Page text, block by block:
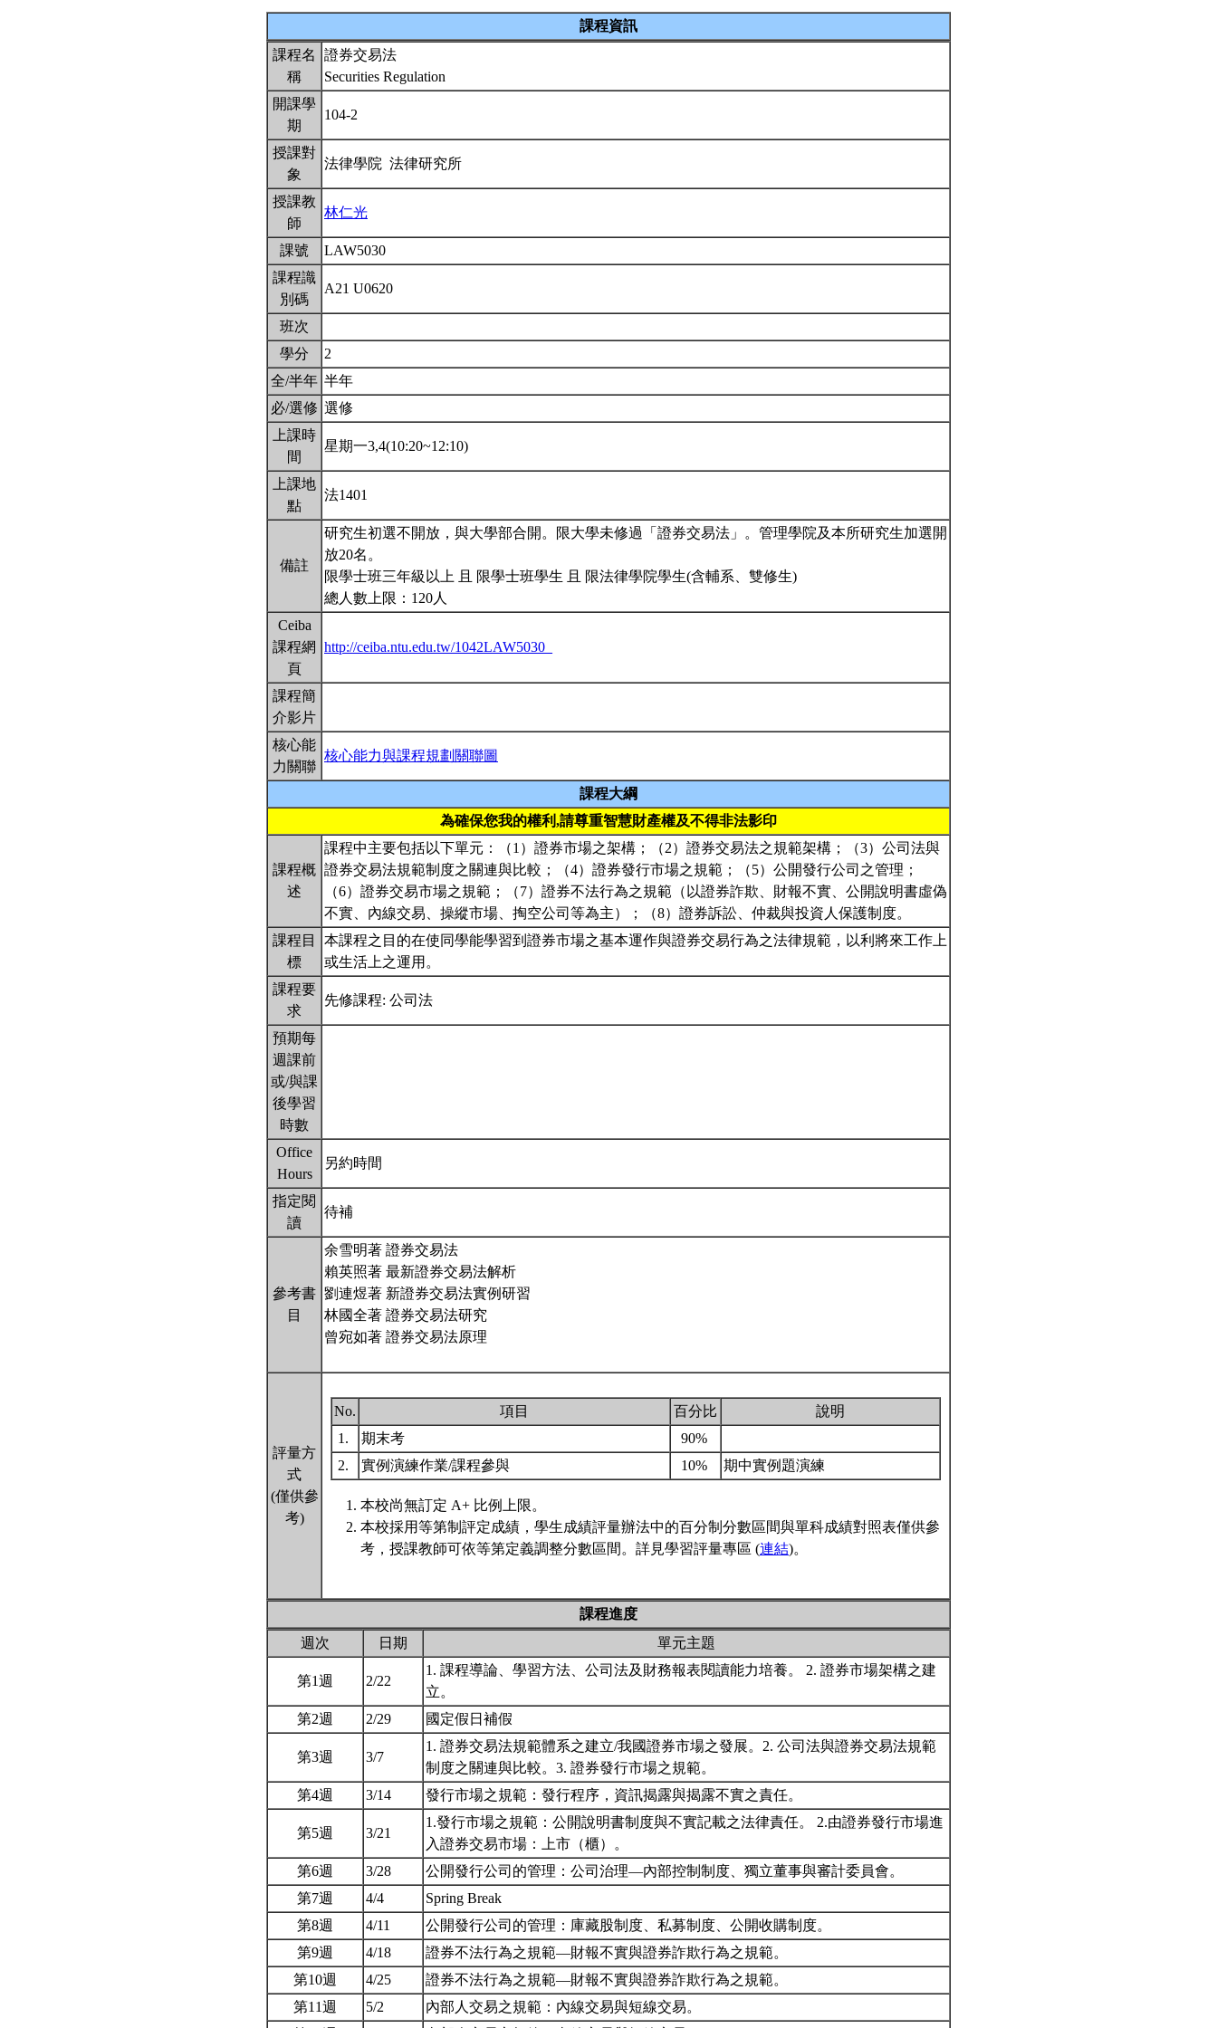
課程資訊
課程名
稱
證券交易法
Securities Regulation
開課學
期
104-2
授課對
象
法律學院 法律研究所
授課教
師
林仁光
課號
LAW5030
課程識
別碼
A21 U0620
班次
學分
2
全/半年 半年
必/選修 選修
上課時
間
星期一3,4(10:20~12:10)
上課地
點
法1401
備註
研究生初選不開放，與大學部合開。限大學未修過「證券交易法」。管理學院及本所研究生加選開
放20名。
限學士班三年級以上 且 限學士班學生 且 限法律學院學生(含輔系、雙修生)
總人數上限：120人
Ceiba
課程網
頁
http://ceiba.ntu.edu.tw/1042LAW5030_
課程簡
介影片
核心能
力關聯
核心能力與課程規劃關聯圖
課程大綱
為確保您我的權利,請尊重智慧財產權及不得非法影印
課程概
述
課程中主要包括以下單元：（1）證券市場之架構；（2）證券交易法之規範架構；（3）公司法與
證券交易法規範制度之關連與比較；（4）證券發行市場之規範；（5）公開發行公司之管理；
（6）證券交易市場之規範；（7）證券不法行為之規範（以證券詐欺、財報不實、公開說明書虛偽
不實、內線交易、操縱市場、掏空公司等為主）；（8）證券訴訟、仲裁與投資人保護制度。
課程目
標
本課程之目的在使同學能學習到證券市場之基本運作與證券交易行為之法律規範，以利將來工作上
或生活上之運用。
課程要
求
先修課程: 公司法
預期每
週課前
或/與課
後學習
時數
Office
Hours
另約時間
指定閱
讀
待補
參考書
目
余雪明著 證券交易法
賴英照著 最新證券交易法解析
劉連煜著 新證券交易法實例研習
林國全著 證券交易法研究
曾宛如著 證券交易法原理
評量方
式
(僅供參
考)
No. 項目 百分比
說明
1.
期末考
90%
2.
實例演練作業/課程參與 10% 期中實例題演練
本校尚無訂定 A+ 比例上限。
本校採用等第制評定成績，學生成績評量辦法中的百分制分數區間與單科成績對照表僅供參
考，授課教師可依等第定義調整分數區間。詳見學習評量專區 (連結)。
課程進度
週次
日期 單元主題
第1週 2/22
1. 課程導論、學習方法、公司法及財務報表閱讀能力培養。 2. 證券市場架構之建
立。
第2週
2/29 國定假日補假
第3週 3/7
1. 證券交易法規範體系之建立/我國證券市場之發展。2. 公司法與證券交易法規範
制度之關連與比較。3. 證券發行市場之規範。
第4週
3/14 發行市場之規範：發行程序，資訊揭露與揭露不實之責任。
第5週 3/21
1.發行市場之規範：公開說明書制度與不實記載之法律責任。 2.由證券發行市場進
入證券交易市場：上市（櫃）。
第6週
3/28
公開發行公司的管理：公司治理—內部控制制度、獨立董事與審計委員會。
第7週
4/4
Spring Break
第8週
4/11
公開發行公司的管理：庫藏股制度、私募制度、公開收購制度。
第9週
4/18
證券不法行為之規範—財報不實與證券詐欺行為之規範。
第10週
4/25
證券不法行為之規範—財報不實與證券詐欺行為之規範。
第11週
5/2
內部人交易之規範：內線交易與短線交易。